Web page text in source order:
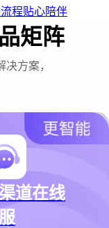
程贴心陪伴
矩阵
方案，
道在线